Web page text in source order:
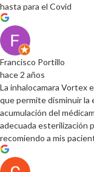
hasta para el Covid
Francisco Portillo
hace 2 años
La inhalocamara Vortex
que permite disminuir la
acumulación del
adecuada esterilización
recomiendo a mis